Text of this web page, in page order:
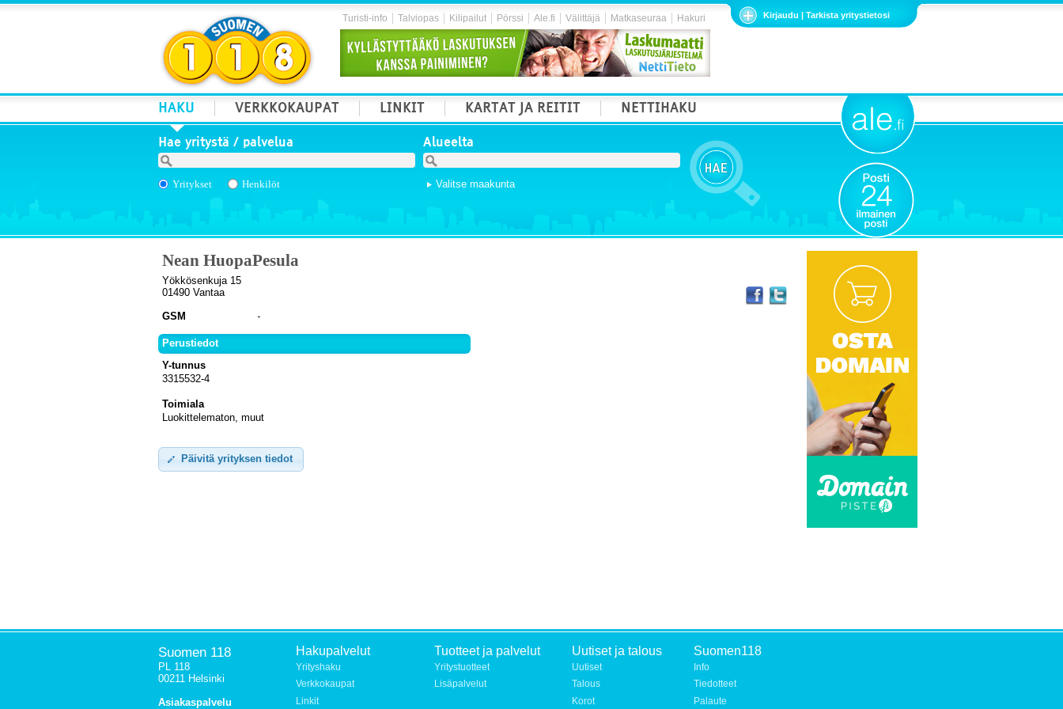
Kirjaudu | Tarkista yritystietosi
Turisti-info Talviopas Kilipailut Pörssi Ale.fi Välittäjä Matkaseuraa Hakuri
HAKU VERKKOKAUPAT LINKIT KARTAT JA REITIT NETTIHAKU
Hae yritystä / palvelua
Yritykset Henkilöt
Alueelta
Valitse maakunta
Nean HuopaPesula
Yökkösenkuja 15
01490 Vantaa
GSM
Perustiedot
Y-tunnus
3315532-4
Toimiala
Luokittelematon, muut
Päivitä yrityksen tiedot
Suomen 118
PL 118
00211 Helsinki
Asiakaspalvelu
Hakupalvelut
Yrityshaku
Verkkokaupat
Linkit
Tuotteet ja palvelut
Yritystuotteet
Lisäpalvelut
Uutiset ja talous
Uutiset
Talous
Korot
Suomen118
Info
Tiedotteet
Palaute